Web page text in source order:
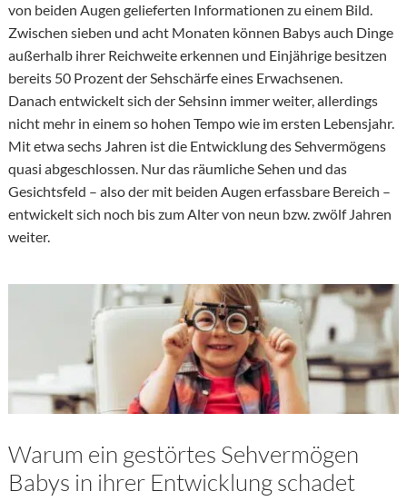
von beiden Augen gelieferten Informationen zu einem Bild.
Zwischen sieben und acht Monaten können Babys auch Dinge
außerhalb ihrer Reichweite erkennen und Einjährige besitzen
bereits 50 Prozent der Sehschärfe eines Erwachsenen.
Danach entwickelt sich der Sehsinn immer weiter, allerdings
nicht mehr in einem so hohen Tempo wie im ersten Lebensjahr.
Mit etwa sechs Jahren ist die Entwicklung des Sehvermögens
quasi abgeschlossen. Nur das räumliche Sehen und das
Gesichtsfeld – also der mit beiden Augen erfassbare Bereich –
entwickelt sich noch bis zum Alter von neun bzw. zwölf Jahren
weiter.
Hier finden Sie Ihren Experten
Warum ein gestörtes Sehvermögen
Babys in ihrer Entwicklung schadet